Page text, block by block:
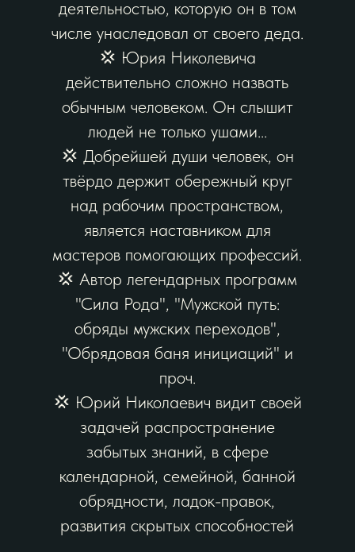
деятельностью, которую он в том
числе унаследовал от своего деда.
💢 Юрия Николевича
действительно сложно назвать
обычным человеком. Он слышит
людей не только ушами...
💢 Добрейшей души человек, он
твёрдо держит обережный круг
над рабочим пространством,
является наставником для
мастеров помогающих профессий.
💢 Автор легендарных программ
"Сила Рода", "Мужской путь:
обряды мужских переходов",
"Обрядовая баня инициаций" и
проч.
💢 Юрий Николаевич видит своей
задачей распространение
забытых знаний, в сфере
календарной, семейной, банной
обрядности, ладок-правок,
развития скрытых способностей